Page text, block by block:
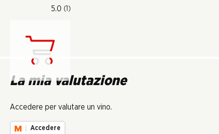
5.0 (1)
La mia valutazione
Accedere per valutare un vino.
Accedere